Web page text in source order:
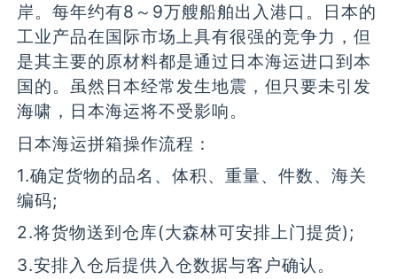
岸。每年约有8～9万艘船舶出入港口。日本的
工业产品在国际市场上具有很强的竞争力，但
是其主要的原材料都是通过日本海运进口到本
国的。虽然日本经常发生地震，但只要未引发
海啸，日本海运将不受影响。
日本海运拼箱操作流程：
1.确定货物的品名、体积、重量、件数、海关
编码;
2.将货物送到仓库(大森林可安排上门提货);
3.安排入仓后提供入仓数据与客户确认。